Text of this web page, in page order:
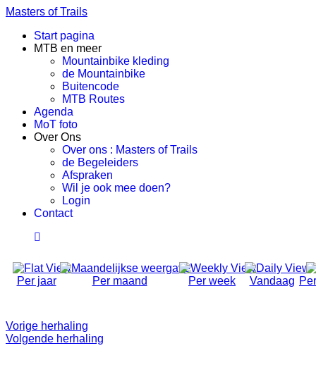
Masters of Trails
Start pagina
MTB en meer
Mountainbike kleding
de Mountainbike
Buitencode
MTB Routes
Agenda
MoT foto
Over Ons
Over ons : Masters of Trails
de Begeleiders
Afspraken
Wil je ook mee doen?
Login
Contact
Per jaar Per maand Per week Vandaag
Vorige herhaling
Volgende herhaling